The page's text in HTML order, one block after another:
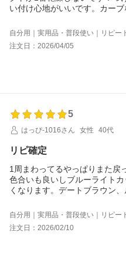
い付け心地がいいです。カー
か、私自身これ以上付け心地
いです。
自分の目に近い色を選ぶと自
ラコンしていることを気づかれ
在宅ワークなので普段はつけ
自分用｜実用品・普段使い｜リピー
注文日：2026/04/05
5
はっぴ-1016さん
女性 40代
リピ確定
1周まわってるやっぱりまた戻
色合いも良いしブルーライト
くなります。デートブラウン
が激しくないので良いです。
しです。ワンデイはコストが
と嬉しい。
自分用｜実用品・普段使い｜リピー
注文日：2026/02/10